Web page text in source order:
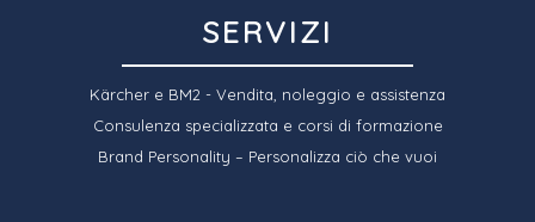
SERVIZI
Kärcher e BM2 - Vendita, noleggio e assistenza
Consulenza specializzata e corsi di formazione
Brand Personality – Personalizza ciò che vuoi